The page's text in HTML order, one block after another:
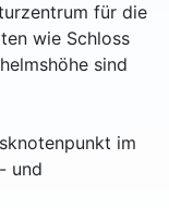
für die
wie Schloss
sind
im
und